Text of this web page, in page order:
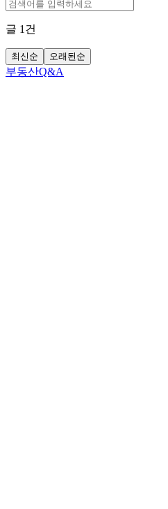
글 1 건
최신순 오래된순
부동산Q&A